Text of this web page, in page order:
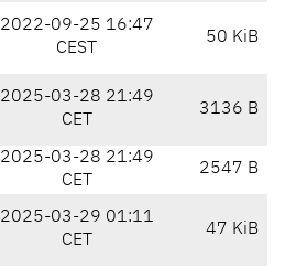
2022-09-25 16:47
CEST
50 KiB
2025-03-28 21:49
CET
3136 B
2025-03-28 21:49
CET
2547 B
2025-03-29 01:11
CET
47 KiB